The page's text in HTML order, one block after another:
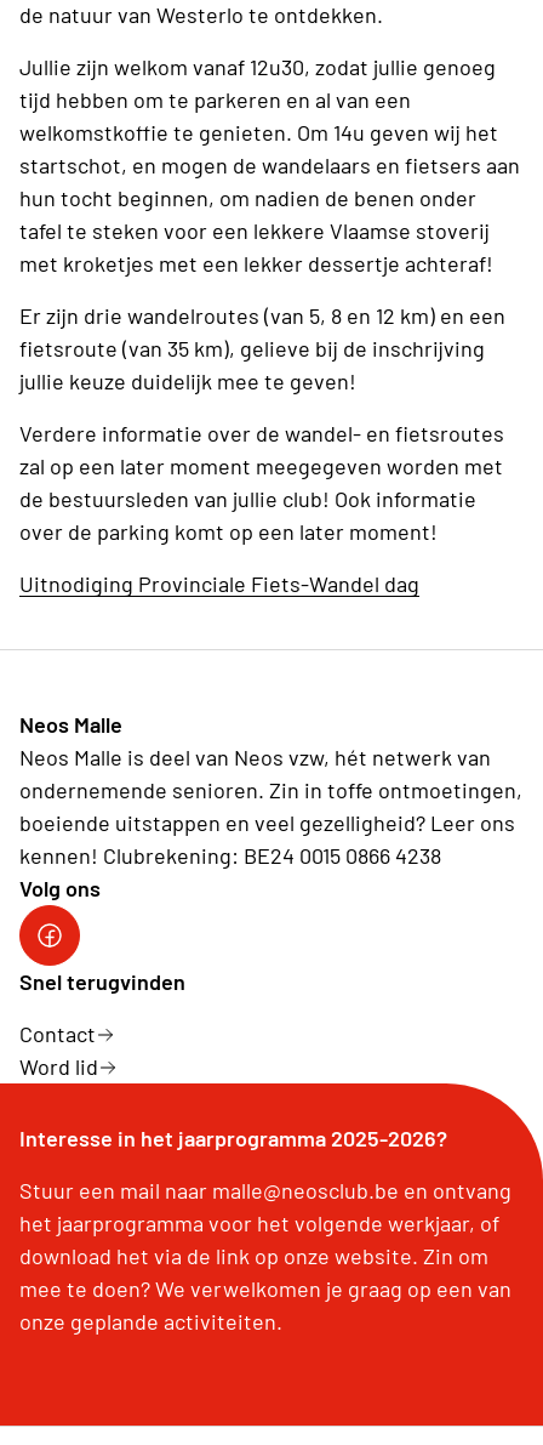
de natuur van Westerlo te ontdekken.
Jullie zijn welkom vanaf 12u30, zodat jullie genoeg
tijd hebben om te parkeren en al van een
welkomstkoffie te genieten. Om 14u geven wij het
startschot, en mogen de wandelaars en fietsers aan
hun tocht beginnen, om nadien de benen onder
tafel te steken voor een lekkere Vlaamse stoverij
met kroketjes met een lekker dessertje achteraf!
Er zijn drie wandelroutes (van 5, 8 en 12 km) en een
fietsroute (van 35 km), gelieve bij de inschrijving
jullie keuze duidelijk mee te geven!
Verdere informatie over de wandel- en fietsroutes
zal op een later moment meegegeven worden met
de bestuursleden van jullie club! Ook informatie
over de parking komt op een later moment!
Uitnodiging Provinciale Fiets-Wandel dag
Neos Malle
Neos Malle is deel van Neos vzw, hét netwerk van
ondernemende senioren. Zin in toffe ontmoetingen,
boeiende uitstappen en veel gezelligheid? Leer ons
kennen! Clubrekening: BE24 0015 0866 4238
Volg ons
Facebook
Snel terugvinden
Contact
Word lid
Interesse in het jaarprogramma 2025-2026?
Stuur een mail naar malle@neosclub.be en ontvang
het jaarprogramma voor het volgende werkjaar, of
download het via de link op onze website. Zin om
mee te doen? We verwelkomen je graag op een van
onze geplande activiteiten.